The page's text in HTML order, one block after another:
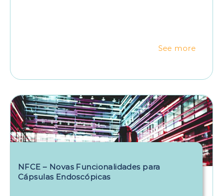
See more
NFCE – Novas Funcionalidades para
Cápsulas Endoscópicas